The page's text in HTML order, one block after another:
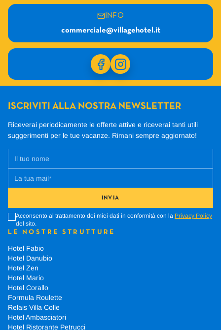
INFO
commerciale@villagehotel.it
ISCRIVITI ALLA NOSTRA NEWSLETTER
Riceverai periodicamente le offerte attive e riceverai tanti utili
suggerimenti per le tue vacanze. Rimani sempre aggiornato!
INVIA
Acconsento al trattamento dei miei dati in conformità con la Privacy Policy
del sito.
LE NOSTRE STRUTTURE
Hotel Fabio
Hotel Danubio
Hotel Zen
Hotel Mario
Hotel Corallo
Formula Roulette
Relais Villa Colle
Hotel Ambasciatori
Hotel Ristorante Petrucci